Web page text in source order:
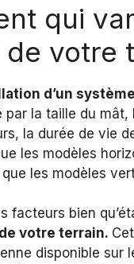
qui
votre
d’un
par la taille du
la durée de vie
les modèles
les modèles
facteurs bien
votre terrain.
disponible